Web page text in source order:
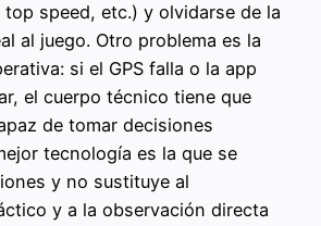
speed, etc.) y olvidarse de la
al juego. Otro problema es la
si el GPS falla o la app
el cuerpo técnico tiene que
de tomar decisiones
tecnología es la que se
y no sustituye al
y a la observación directa